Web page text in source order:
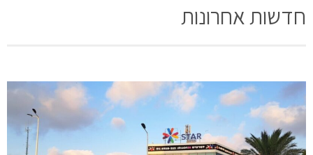
חדשות אחרונות